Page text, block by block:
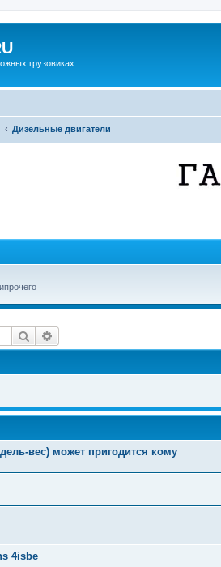
грузовиках
Дизельные двигатели
Поиск
вес) может пригодится кому
4isbe